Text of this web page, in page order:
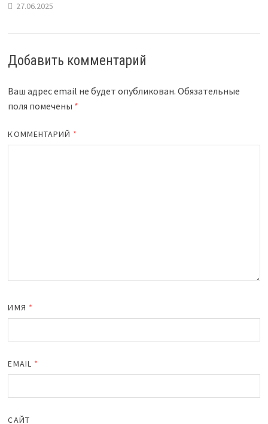
27.06.2025
Добавить комментарий
Ваш адрес email не будет опубликован. Обязательные
поля помечены *
КОММЕНТАРИЙ *
ИМЯ *
EMAIL *
САЙТ